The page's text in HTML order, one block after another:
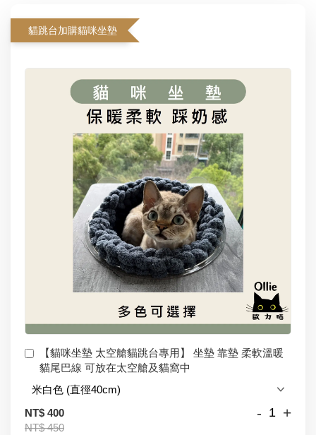
貓跳台加購貓咪坐墊
【貓咪坐墊 太空艙貓跳台專用】 坐墊 靠墊 柔軟溫暖
貓尾巴線 可放在太空艙及貓窩中
NT$ 400
NT$ 450
- +